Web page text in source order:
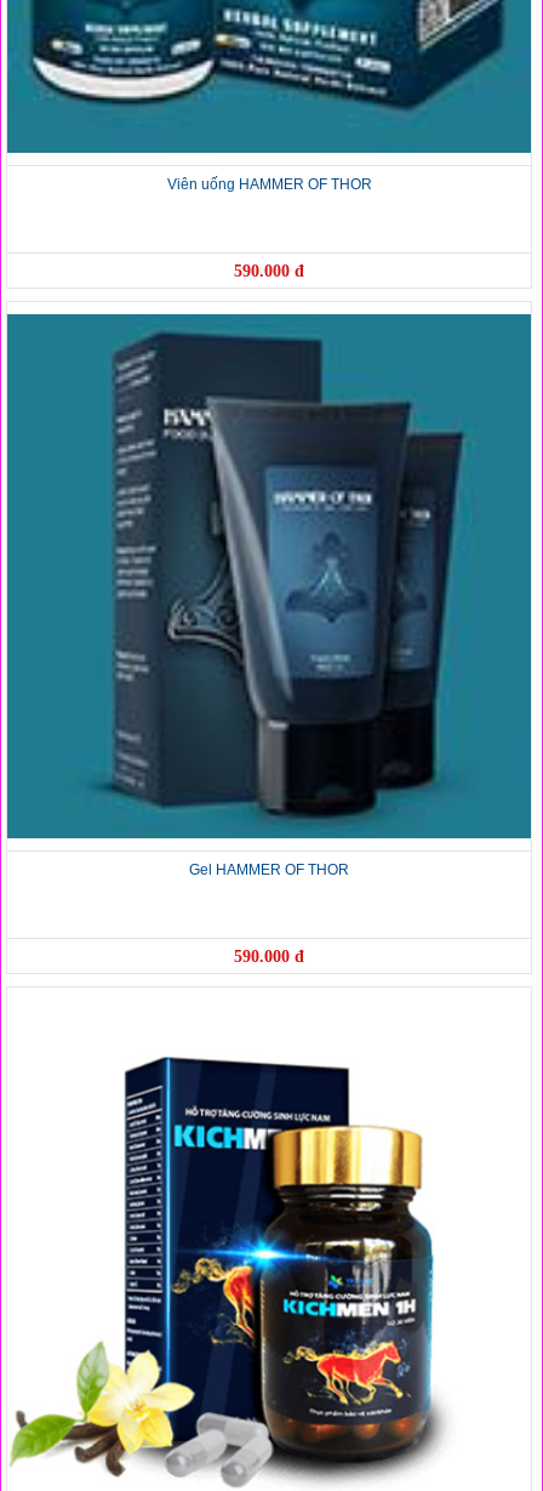
Viên uống HAMMER OF THOR
590.000 đ
Gel HAMMER OF THOR
590.000 đ